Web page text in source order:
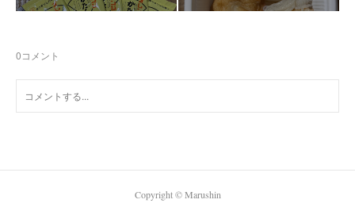
0コメント
Copyright ©︎ Marushin